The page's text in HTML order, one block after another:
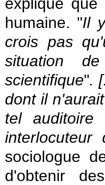
humaine. "Il
crois pas
situation
scientifique".
dont il
tel
interlocuteur
sociologue
d'obtenir